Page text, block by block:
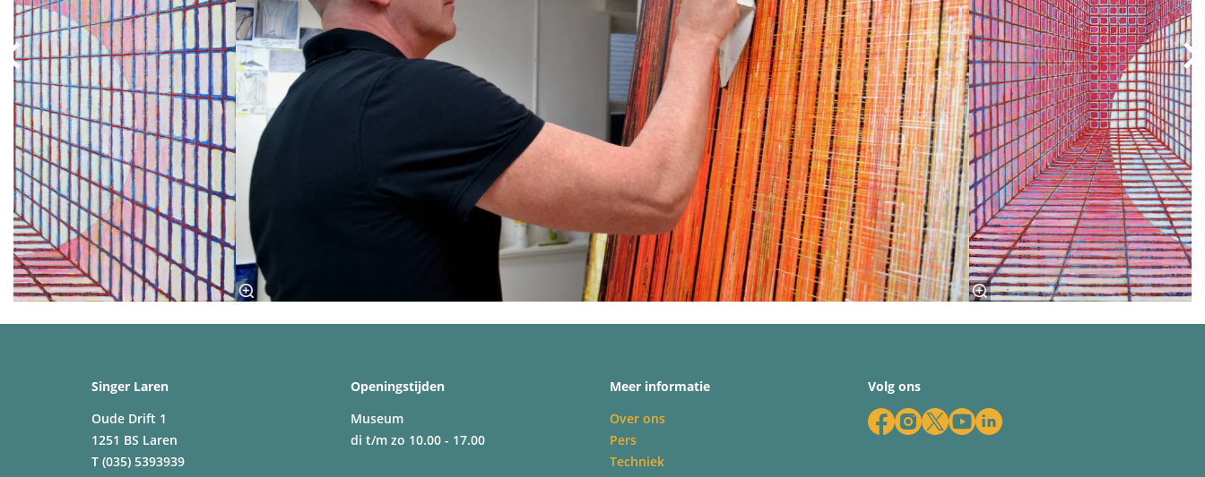
Singer Laren
Oude Drift 1
1251 BS Laren
T (035) 5393939
Openingstijden
Museum
di t/m zo 10.00 - 17.00
Meer informatie
Over ons
Pers
Techniek
Volg ons